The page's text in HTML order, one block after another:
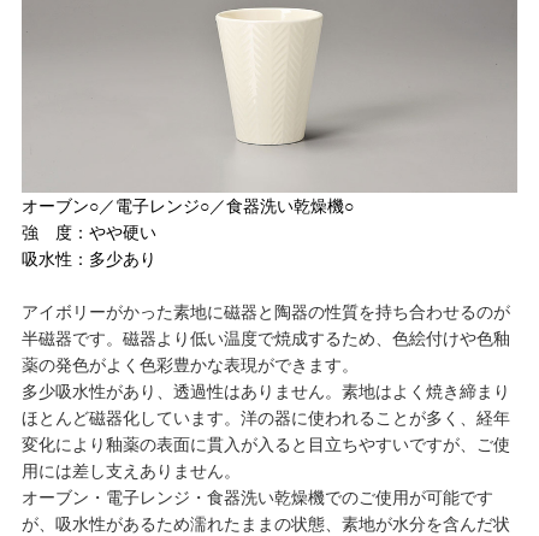
オーブン○／電子レンジ○／食器洗い乾燥機○
強 度：やや硬い
吸水性：多少あり
アイボリーがかった素地に磁器と陶器の性質を持ち合わせるのが
半磁器です。磁器より低い温度で焼成するため、色絵付けや色釉
薬の発色がよく色彩豊かな表現ができます。
多少吸水性があり、透過性はありません。素地はよく焼き締まり
ほとんど磁器化しています。洋の器に使われることが多く、経年
変化により釉薬の表面に貫入が入ると目立ちやすいですが、ご使
用には差し支えありません。
オーブン・電子レンジ・食器洗い乾燥機でのご使用が可能です
が、吸水性があるため濡れたままの状態、素地が水分を含んだ状